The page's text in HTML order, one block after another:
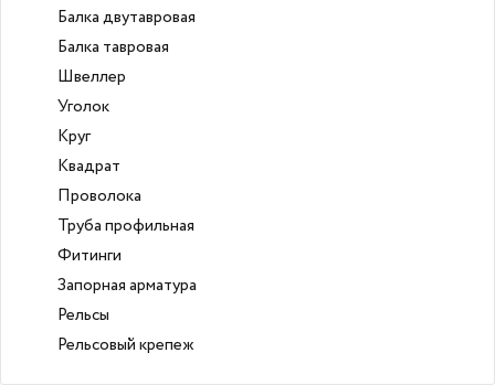
Балка двутавровая
Балка тавровая
Швеллер
Уголок
Круг
Квадрат
Проволока
Труба профильная
Фитинги
Запорная арматура
Рельсы
Рельсовый крепеж